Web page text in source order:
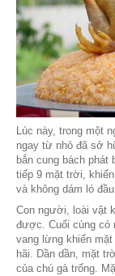
Trời, khiến
người và vạn